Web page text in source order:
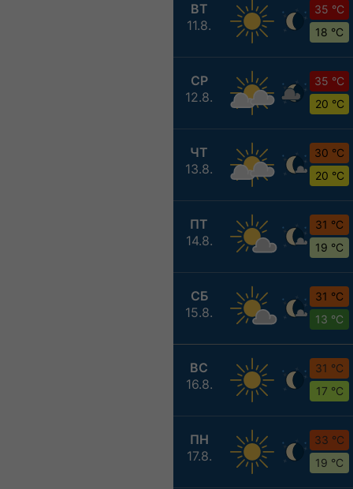
ВТ
11.8.
35 °C
18 °C
СР
12.8.
35 °C
20 °C
ЧТ
13.8.
30 °C
20 °C
ПТ
14.8.
31 °C
19 °C
СБ
15.8.
31 °C
13 °C
ВС
16.8.
31 °C
17 °C
ПН
17.8.
33 °C
19 °C